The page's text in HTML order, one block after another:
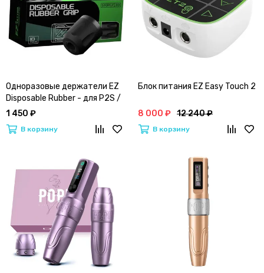
Одноразовые держатели EZ
Disposable Rubber - для P2S /
P2S PRO | 10 шт/уп.
1 450 ₽
В корзину
Блок питания EZ Easy Touch 2
8 000 ₽ 12 240 ₽
В корзину